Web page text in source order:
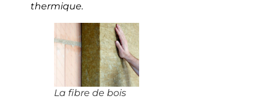
thermique.
La fibre de bois